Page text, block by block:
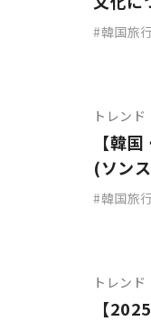
韓国旅
トレンド
【韓
(ソン
韓国旅
トレンド
【